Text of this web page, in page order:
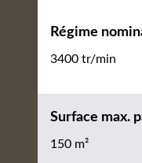
Régime
3400 tr/min
Surface max.
150 m²